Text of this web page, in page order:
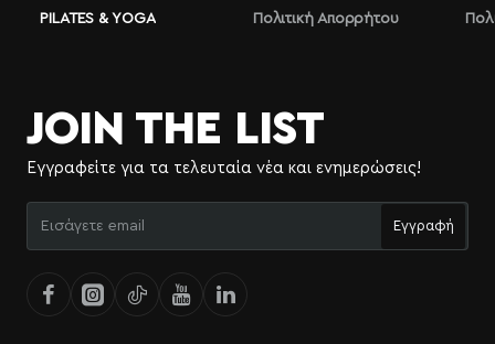
PILATES & YOGA Πολιτική Απορρήτου
JOIN THE LIST
Εγγραφείτε για τα τελευταία νέα και ενημερώσεις!
email
Εγγραφή